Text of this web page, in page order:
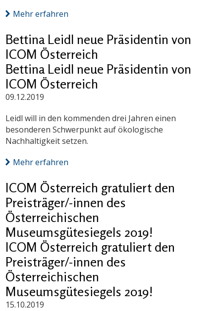
Mehr erfahren
Bettina Leidl neue Präsidentin von
ICOM Österreich
Bettina Leidl neue Präsidentin von
ICOM Österreich
09.12.2019
Leidl will in den kommenden drei Jahren einen
besonderen Schwerpunkt auf ökologische
Nachhaltigkeit setzen.
Mehr erfahren
ICOM Österreich gratuliert den
Preisträger/-innen des
Österreichischen
Museumsgütesiegels 2019!
ICOM Österreich gratuliert den
Preisträger/-innen des
Österreichischen
Museumsgütesiegels 2019!
15.10.2019